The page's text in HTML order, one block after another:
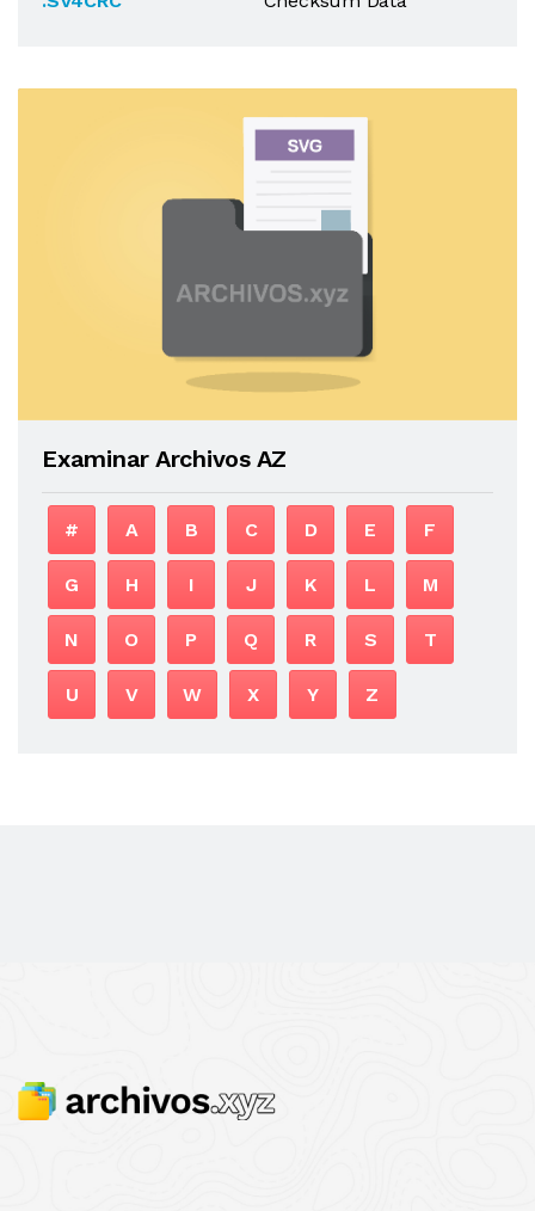
Examinar Archivos AZ
# A B C D E F
G H I J K L M
N O P Q R S T
U V W X Y Z